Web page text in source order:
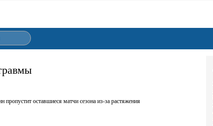
оставшиеся матчи сезона из-за растяжения